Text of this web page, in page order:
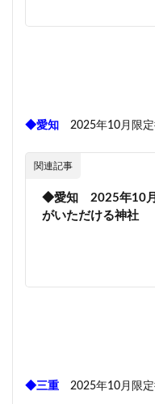
◆愛知 2025年10月限
関連記事
◆愛知 2025年10月
がいただける神社
◆三重 2025年10月限